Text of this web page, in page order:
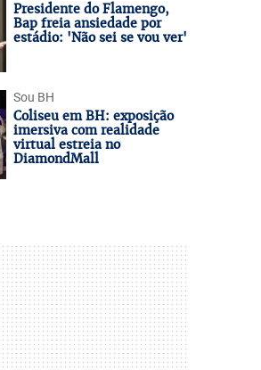
Presidente do Flamengo,
Bap freia ansiedade por
estádio: 'Não sei se vou ver'
Sou BH
Coliseu em BH: exposição
imersiva com realidade
virtual estreia no
DiamondMall